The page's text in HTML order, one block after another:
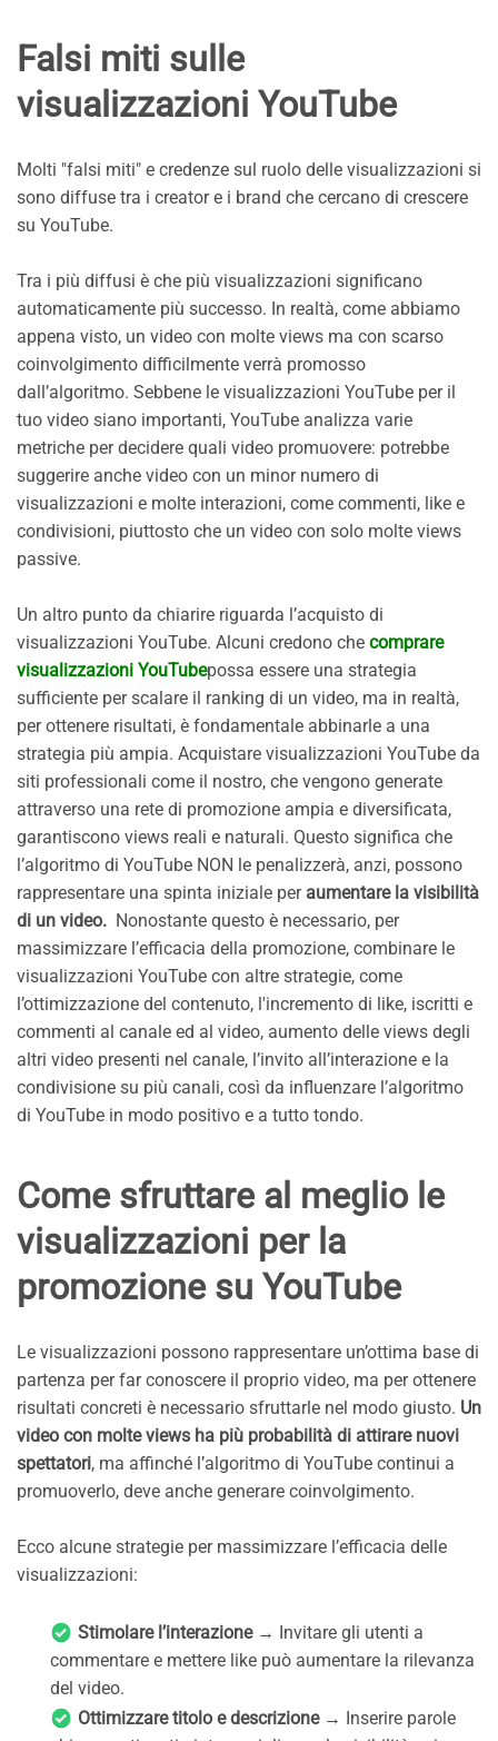
Falsi miti sulle
visualizzazioni YouTube
Molti "falsi miti" e credenze sul ruolo delle visualizzazioni si
sono diffuse tra i creator e i brand che cercano di crescere
su YouTube.
Tra i più diffusi è che più visualizzazioni significano
automaticamente più successo. In realtà, come abbiamo
appena visto, un video con molte views ma con scarso
coinvolgimento difficilmente verrà promosso
dall’algoritmo. Sebbene le visualizzazioni YouTube per il
tuo video siano importanti, YouTube analizza varie
metriche per decidere quali video promuovere: potrebbe
suggerire anche video con un minor numero di
visualizzazioni e molte interazioni, come commenti, like e
condivisioni, piuttosto che un video con solo molte views
passive.
Un altro punto da chiarire riguarda l’acquisto di
visualizzazioni YouTube. Alcuni credono che comprare
visualizzazioni YouTubepossa essere una strategia
sufficiente per scalare il ranking di un video, ma in realtà,
per ottenere risultati, è fondamentale abbinarle a una
strategia più ampia. Acquistare visualizzazioni YouTube da
siti professionali come il nostro, che vengono generate
attraverso una rete di promozione ampia e diversificata,
garantiscono views reali e naturali. Questo significa che
l’algoritmo di YouTube NON le penalizzerà, anzi, possono
rappresentare una spinta iniziale per aumentare la visibilità
di un video. Nonostante questo è necessario, per
massimizzare l’efficacia della promozione, combinare le
visualizzazioni YouTube con altre strategie, come
l’ottimizzazione del contenuto, l'incremento di like, iscritti e
commenti al canale ed al video, aumento delle views degli
altri video presenti nel canale, l’invito all’interazione e la
condivisione su più canali, così da influenzare l’algoritmo
di YouTube in modo positivo e a tutto tondo.
Come sfruttare al meglio le
visualizzazioni per la
promozione su YouTube
Le visualizzazioni possono rappresentare un’ottima base di
partenza per far conoscere il proprio video, ma per ottenere
risultati concreti è necessario sfruttarle nel modo giusto. Un
video con molte views ha più probabilità di attirare nuovi
spettatori, ma affinché l’algoritmo di YouTube continui a
promuoverlo, deve anche generare coinvolgimento.
Ecco alcune strategie per massimizzare l’efficacia delle
visualizzazioni:
Stimolare l’interazione→ Invitare gli utenti a
commentare e mettere like può aumentare la rilevanza
del video.
Ottimizzare titolo e descrizione→ Inserire parole